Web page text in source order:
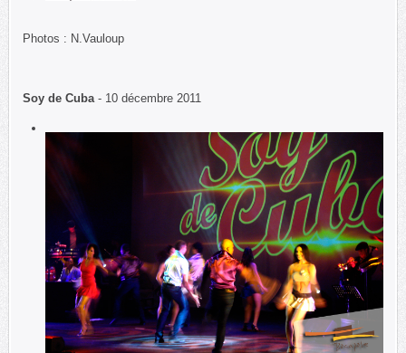
Photos : N.Vauloup
Soy de Cuba - 10 décembre 2011